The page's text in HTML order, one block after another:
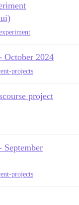
October 2024
projects
project
September
projects